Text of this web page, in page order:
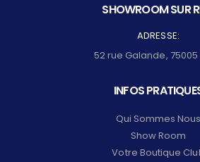
SHOWROOM SUR
ADRESSE:
52 rue Galande, 75005
INFOS
Qui Sommes Nous
Show Room
Votre Boutique